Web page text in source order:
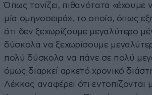
Όπως τονίζει, πιθανότατα «έχουμε
μία σμηνοσειρά», το οποίο, όπως
ότι δεν ξεχωρίζουμε μεγαλύτερο
δύσκολα να ξεχωρίσουμε
πολύ δύσκολα να πάνε σε πολύ
όμως διαρκεί αρκετό χρονικό
Λέκκας αναφέρει ότι εντοπίζονται